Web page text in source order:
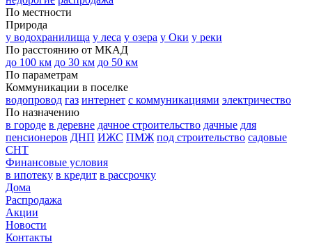
По местности
Природа
у водохранилища у леса у озера у Оки у реки
По расстоянию от МКАД
до 100 км до 30 км до 50 км
По параметрам
Коммуникации в поселке
водопровод газ интернет с коммуникациями электричество
По назначению
в городе в деревне дачное строительство дачные для
пенсионеров ДНП ИЖС ПМЖ под строительство садовые
СНТ
Финансовые условия
в ипотеку в кредит в рассрочку
Дома
Распродажа
Акции
Новости
Контакты